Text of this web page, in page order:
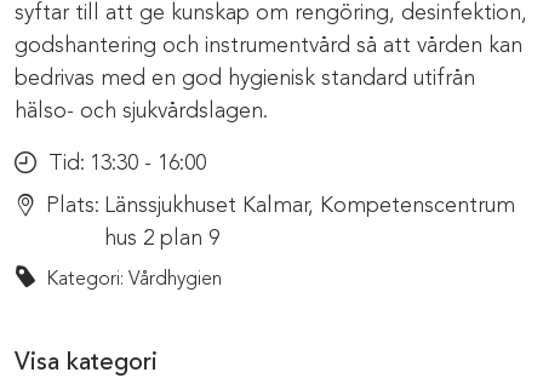
syftar till att ge kunskap om rengöring, desinfektion,
godshantering och instrumentvård så att vården kan
bedrivas med en god hygienisk standard utifrån
hälso- och sjukvårdslagen.
Tid: 13:30 - 16:00
Plats: Länssjukhuset Kalmar, Kompetenscentrum
hus 2 plan 9
Kategori: Vårdhygien
Visa kategori